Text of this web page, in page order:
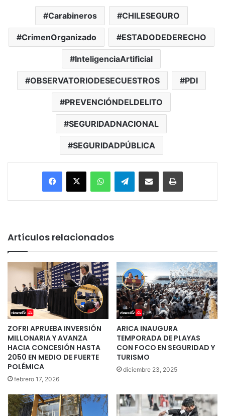
Carabineros CHILESEGURO
CrimenOrganizado ESTADODEDERECHO
InteligenciaArtificial
OBSERVATORIODESECUESTROS PDI
PREVENCIÓNDELDELITO
SEGURIDADNACIONAL
SEGURIDADPÚBLICA
Facebook
X WhatsAppTelegramEnviar vía email Imprimir
Artículos relacionados
ZOFRI APRUEBA INVERSIÓN
MILLONARIA Y AVANZA
HACIA CONCESIÓN HASTA
2050 EN MEDIO DE FUERTE
POLÉMICA
febrero 17, 2026
ARICA INAUGURA
TEMPORADA DE PLAYAS
CON FOCO EN SEGURIDAD Y
TURISMO
diciembre 23, 2025